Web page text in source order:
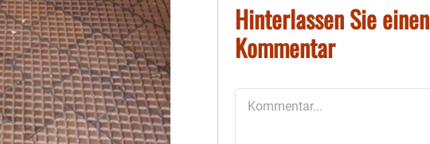
Hinterlassen Sie einen
Kommentar